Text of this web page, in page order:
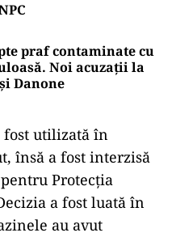
praf contaminate cu
Noi acuzații la
Danone
fost utilizată în
însă a fost interzisă
Protecția
a fost luată în
au avut